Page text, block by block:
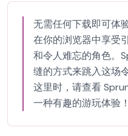
无需任何下载即可体
在你的浏览器中享受
和令人难忘的角色。
缝的方式来跳入这场
这里时，请查看
一种有趣的游玩体验！